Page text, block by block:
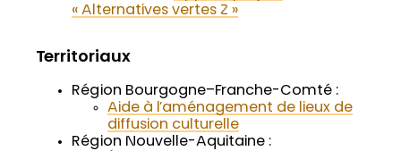
« Alternatives vertes 2 »
Territoriaux
Région Bourgogne–Franche-Comté :
Aide à l’aménagement de lieux de
diffusion culturelle
Région Nouvelle-Aquitaine :